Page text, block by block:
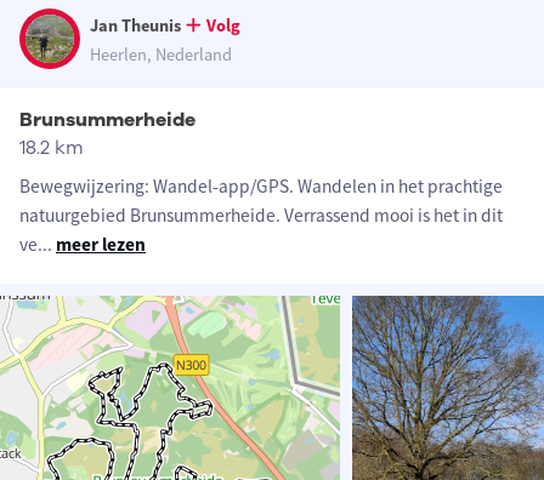
Jan Theunis
Volg
Heerlen, Nederland
Brunsummerheide
18.2 km
Bewegwijzering: Wandel-app/GPS. Wandelen in het prachtige
natuurgebied Brunsummerheide. Verrassend mooi is het in dit
ve... meer lezen